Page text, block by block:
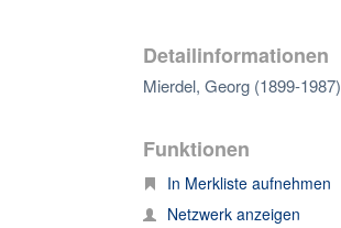
Detailinformationen
Mierdel, Georg (1899-1987)
Funktionen
In Merkliste aufnehmen
Netzwerk anzeigen